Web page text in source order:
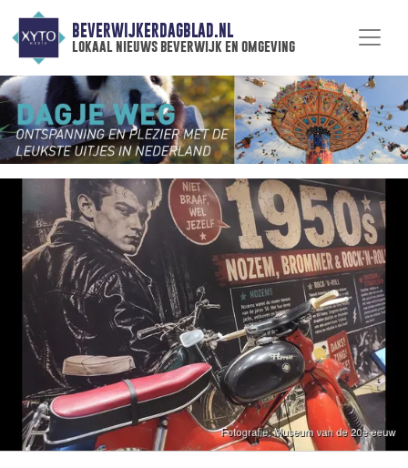
BEVERWIJKERDAGBLAD.NL
lokaal nieuws beverwijk en omgeving